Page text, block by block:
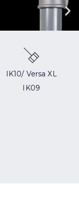
IK10/ Versa XL
IK09